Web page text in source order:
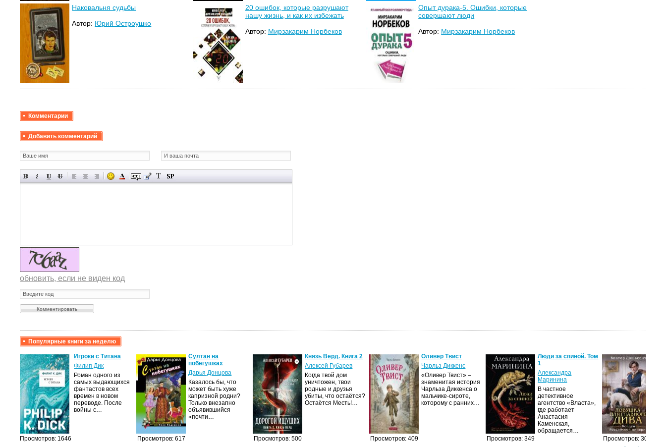
Наковальня судьбы
Автор: Юрий Остроушко
20 ошибок, которые разрушают
нашу жизнь, и как их избежать
Автор: Мирзакарим Норбеков
Опыт дурака-5. Ошибки, которые
совершают люди
Автор: Мирзакарим Норбеков
Комментарии
Добавить комментарий
обновить, если не виден код
Популярные книги за неделю
Просмотров: 1646
Игроки с Титана
Филип Дик
Роман одного из
самых выдающихся
фантастов всех
времен в новом
переводе. После
войны с…
Просмотров: 617
Султан на
побегушках
Дарья Донцова
Казалось бы, что
может быть хуже
капризной родни?
Только внезапно
объявившийся
«почти…
Просмотров: 500
Князь Верд. Книга 2
Алексей Губарев
Когда твой дом
уничтожен, твои
родные и друзья
убиты, что остаётся?
Остаётся Месть!…
Просмотров: 409
Оливер Твист
Чарльз Диккенс
«Оливер Твист» –
знаменитая история
Чарльза Диккенса о
мальчике-сироте,
которому с ранних…
Просмотров: 349
Люди за спиной. Том
1
Александра
Маринина
В частное
детективное
агентство «Власта»,
где работает
Анастасия
Каменская,
обращается…
Просмотров: 308